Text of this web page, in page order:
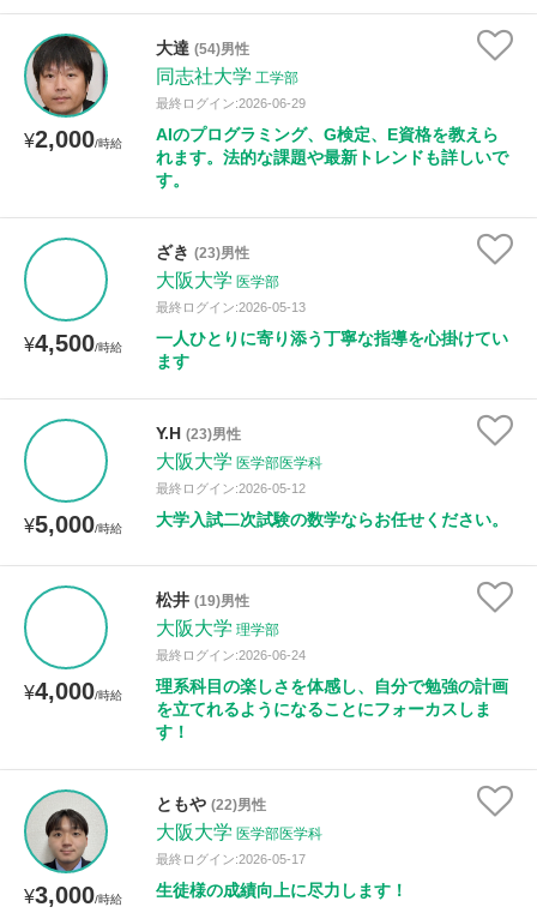
¥2,000/時給
大達 (54)男性
同志社大学 工学部
最終ログイン:2026-06-29
AIのプログラミング、G検定、E資格を教えら
れます。法的な課題や最新トレンドも詳しいで
す。
¥4,500/時給
ざき (23)男性
大阪大学 医学部
最終ログイン:2026-05-13
一人ひとりに寄り添う丁寧な指導を心掛けてい
ます
¥5,000/時給
Y.H (23)男性
大阪大学 医学部医学科
最終ログイン:2026-05-12
大学入試二次試験の数学ならお任せください。
¥4,000/時給
松井 (19)男性
大阪大学 理学部
最終ログイン:2026-06-24
理系科目の楽しさを体感し、自分で勉強の計画
を立てれるようになることにフォーカスしま
す！
¥3,000/時給
ともや (22)男性
大阪大学 医学部医学科
最終ログイン:2026-05-17
生徒様の成績向上に尽力します！
時給：¥1,000 ～ ¥10,000
授業可能日
土曜日 日曜日
所属大学
距離：15km以内
年齢：18-101歳